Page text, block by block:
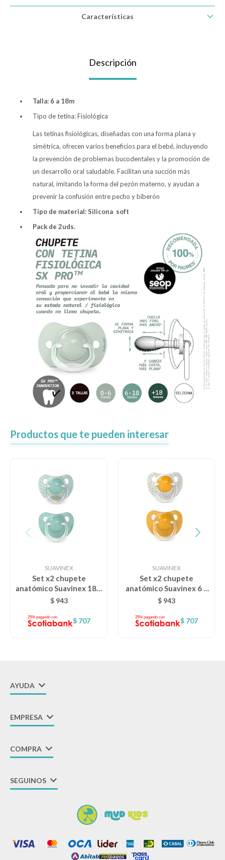
Características
Descripción
Talla: 6 a 18m
Tipo de tetina: Fisiológica
Las tetinas fisiológicas, diseñadas con una forma plana y
simétrica, ofrecen varios beneficios para el bebé, incluyendo
la prevención de problemas bucodentales y la promoción de
un desarrollo oral saludable. Facilitan una succión más
natural, imitando la forma del pezón materno, y ayudan a
prevenir la confusión entre pecho y biberón
Tipo de material: Silicona soft
Pack de 2uds.
Productos que te pueden interesar
SUAVINEX
Set x2 chupete
anatómico Suavinex 18m
- Dreams celeste
$ 943
$ 707
SUAVINEX
Set x2 chupete
anatómico Suavinex 6 a
18M - Manchas mostaza
$ 943
$ 707
AYUDA
EMPRESA
COMPRA
SEGUINOS
Contacto
Local MVD Kids